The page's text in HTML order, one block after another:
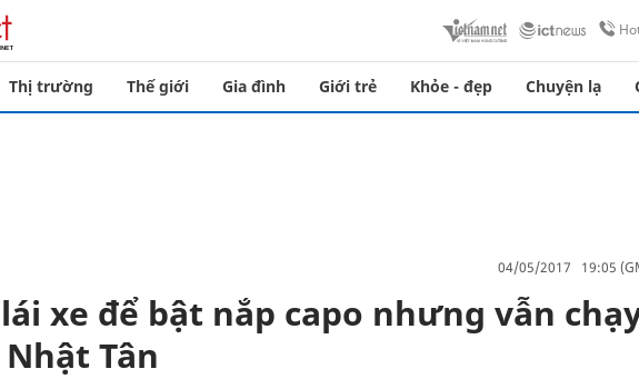
Thị trường Thế giới Gia đình Giới trẻ Khỏe - đẹp Chuyện lạ
04/05/2017 19:05
xe để bật nắp capo nhưng vẫn
Tân